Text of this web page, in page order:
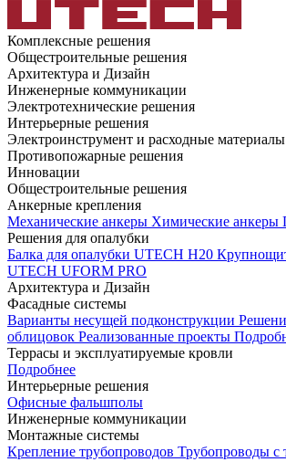
Комплексные решения
Общестроительные решения
Архитектура и Дизайн
Инженерные коммуникации
Электротехнические решения
Интерьерные решения
Электроинструмент и расходные материалы
Противопожарные решения
Инновации
Общестроительные решения
Анкерные крепления
Механические анкеры Химические анкеры
Решения для опалубки
Балка для опалубки UTECH H20
UTECH UFORM PRO
Архитектура и Дизайн
Фасадные системы
Варианты несущей подконструкции
облицовок Реализованные проекты
Террасы и эксплуатируемые кровли
Подробнее
Интерьерные решения
Офисные фальшполы
Инженерные коммуникации
Монтажные системы
Крепление трубопроводов Трубопроводы с